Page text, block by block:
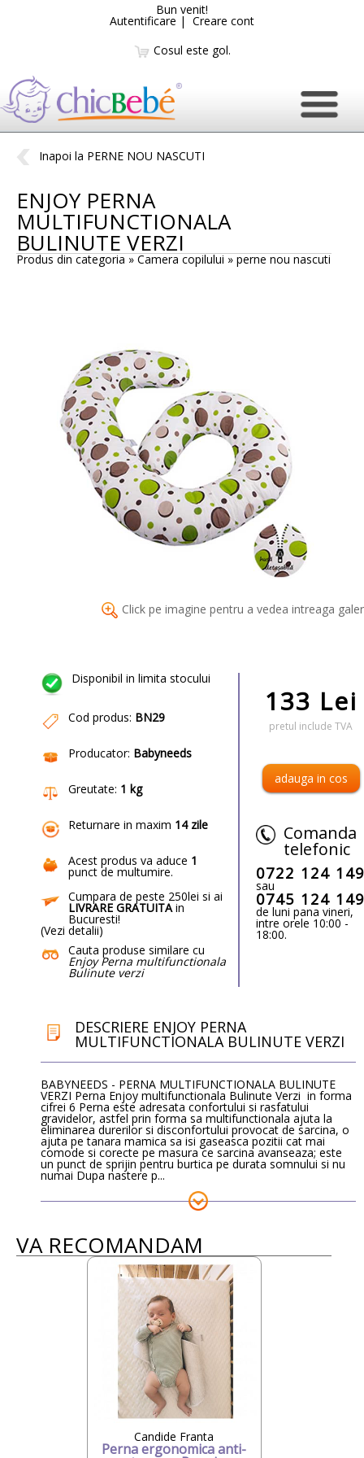
Bun venit!
Autentificare | Creare cont
Cosul este gol.
Inapoi la PERNE NOU NASCUTI
ENJOY PERNA
MULTIFUNCTIONALA
BULINUTE VERZI
Produs din categoria » Camera copilului »perne nou nascuti
Click pe imagine pentru a vedea intreaga
Disponibil in limita stocului
Cod produs: BN29
Producator: Babyneeds
Greutate: 1 kg
Returnare in maxim 14 zile
Acest produs va aduce 1
punct de multumire.
Cumpara de peste 250lei si ai
LIVRARE GRATUITAin
Bucuresti!
(Vezi detalii)
Cauta produse similare cu
Enjoy Perna multifunctionala
Bulinute verzi
133 Lei
pretul include TVA
Comanda
telefonic
0722 124 149
sau
0745 124 149
de luni pana vineri,
intre orele 10:00 -
18:00.
DESCRIERE ENJOY PERNA
MULTIFUNCTIONALA BULINUTE VERZI
BABYNEEDS - PERNA MULTIFUNCTIONALA BULINUTE
VERZI Perna Enjoy multifunctionala Bulinute Verzi in forma
cifrei 6 Perna este adresata confortului si rasfatului
gravidelor, astfel prin forma sa multifunctionala ajuta la
eliminarea durerilor si disconfortului provocat de sarcina, o
ajuta pe tanara mamica sa isi gaseasca pozitii cat mai
comode si corecte pe masura ce sarcina avanseaza; este
un punct de sprijin pentru burtica pe durata somnului si nu
numai Dupa nastere p...
VA RECOMANDAM
Candide Franta
Perna ergonomica anti-